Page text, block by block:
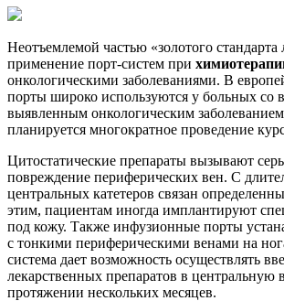
Неотъемлемой частью «золотого стандарта
применение порт-систем при
онкологическими заболеваниями. В
порты широко используются у больных со
выявленным онкологическим
планируется многократное проведение
Цитостатические препараты вызывают
повреждение периферических вен. С
центральных катетеров связан
этим, пациентам иногда имплантируют
под кожу. Также инфузионные порты
с тонкими периферическими венами на
система дает возможность осуществлять
лекарственных препаратов в центральную
протяжении нескольких месяцев.